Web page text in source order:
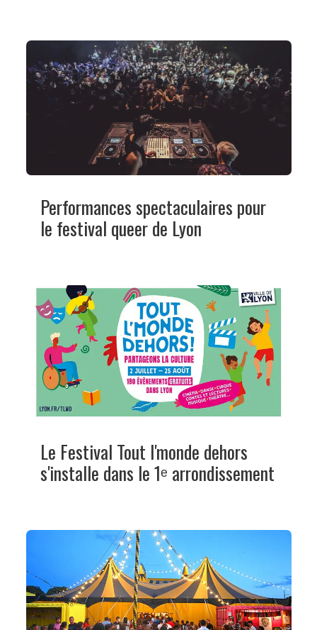
Performances spectaculaires pour
le festival queer de Lyon
Le Festival Tout l'monde dehors
s'installe dans le 1ᵉ arrondissement